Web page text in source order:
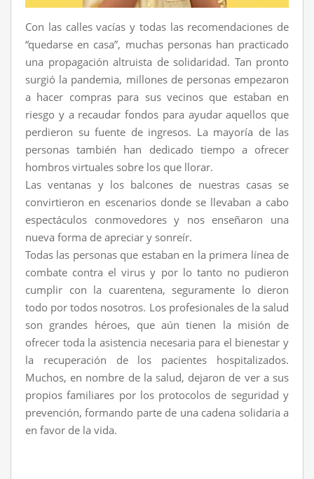
Con las calles vacías y todas las recomendaciones de
“quedarse en casa”, muchas personas han practicado
una propagación altruista de solidaridad. Tan pronto
surgió la pandemia, millones de personas empezaron
a hacer compras para sus vecinos que estaban en
riesgo y a recaudar fondos para ayudar aquellos que
perdieron su fuente de ingresos. La mayoría de las
personas también han dedicado tiempo a ofrecer
hombros virtuales sobre los que llorar.
Las ventanas y los balcones de nuestras casas se
convirtieron en escenarios donde se llevaban a cabo
espectáculos conmovedores y nos enseñaron una
nueva forma de apreciar y sonreír.
Todas las personas que estaban en la primera línea de
combate contra el virus y por lo tanto no pudieron
cumplir con la cuarentena, seguramente lo dieron
todo por todos nosotros. Los profesionales de la salud
son grandes héroes, que aún tienen la misión de
ofrecer toda la asistencia necesaria para el bienestar y
la recuperación de los pacientes hospitalizados.
Muchos, en nombre de la salud, dejaron de ver a sus
propios familiares por los protocolos de seguridad y
prevención, formando parte de una cadena solidaria a
en favor de la vida.